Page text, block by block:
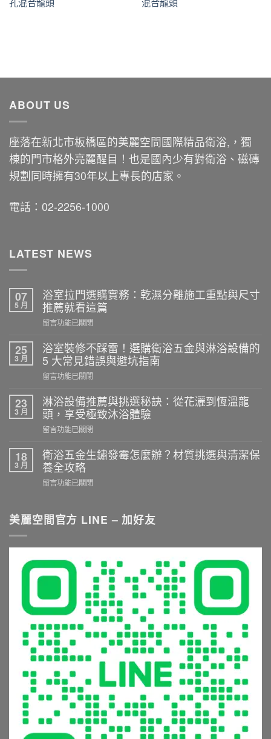
ABOUT US
座落在新北市板橋區的美麗空間國際精品衛浴,，獨
棟的門市格外亮麗醒目！也是國內少有對衛浴、磁磚
規劃同時擁有30年以上專長的店家。
電話：02-2256-1000
LATEST NEWS
07
5 月
浴室拉門選購實務：乾濕分離施工重點與尺寸
推薦就看這篇
在
室
拉
門
選
實
務：
乾
分
離
施
工
與
薦
就
這
篇〉
中
留言功能已關閉
25
3 月
浴室裝修不踩雷！選購衛浴五金與淋浴設備的
5 大常見錯誤與避坑指南
在
室
裝
修
不
雷！
選
購
五
金
淋
浴
設
5
大
常
見
誤
避
坑
南〉
中
留言功能已關閉
23
3 月
淋浴設備推薦與挑選秘訣：從花灑到恆溫龍
頭，享受極致沐浴體驗
在
浴
設
備
推
挑
從
花
到
恆
溫
龍
頭，
享
極
致
沐
浴
體
留言功能已關閉
18
3 月
衛浴五金生鏽發霉怎麼辦？材質挑選與清潔保
養全攻略
在
五
金
鏽
發
霉
麼
辦？
質
挑
選
與
清
潔
保
全
攻
留言功能已關閉
美麗空間官方 LINE – 加好友